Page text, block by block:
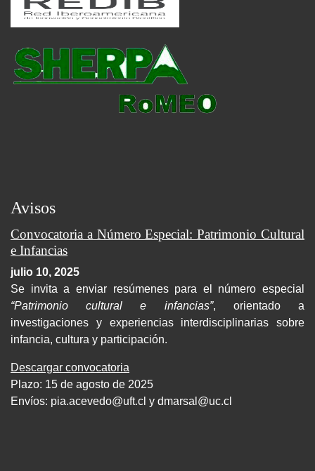
Avisos
Convocatoria a Número Especial: Patrimonio Cultural
e Infancias
julio 10, 2025
Se invita a enviar resúmenes para el número especial
“Patrimonio cultural e infancias”, orientado a
investigaciones y experiencias interdisciplinarias sobre
infancia, cultura y participación.
Descargar convocatoria
Plazo: 15 de agosto de 2025
Envíos: pia.acevedo@uft.cl y dmarsal@uc.cl